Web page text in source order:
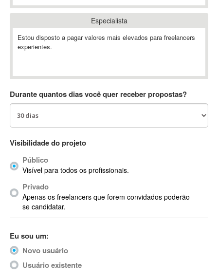
Ableton
Ableton Push
Abstract
AC3
ACID Pro
ACPI
Acrobat
Acrobat X
Acronis
ACT
Actimize
ActionScript
ActionScript 3
Especialista
Estou disposto a pagar valores mais elevados para freelancers
experientes.
Durante quantos dias você quer receber propostas?
Visibilidade do projeto
Público
Visível para todos os profissionais.
Privado
Apenas os freelancers que forem convidados poderão
se candidatar.
Eu sou um:
Novo usuário
Usuário existente